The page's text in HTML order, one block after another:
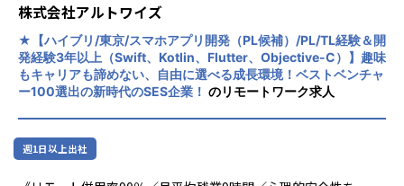
ング可能です。
▼ストリスフリーな環境をできる限り提供
ストレスを感じない環境を整えているのも当社の特徴の一
つ。開発標準PCのメモリは最低32GB以上で
一人ひとりのエンジニアが求めるスペックを優先して環境面
を整えます。
そんな当社ではフルスタックエンジニアを育
てていきたいと考えていますが、本人の志
向・適性に合わない仕事を無理にさせるので
はなく、あくまで一人ひとりの能力を伸ばす
支援を行うことを重視しています。マネジメ
ントに興味がある人の中には、20代で要件定
株式会社アルトワイズ
★【ハイブリ/東京/スマホアプリ開発（PL候補）/PL/TL経験＆開
発経験3年以上（Swift、Kotlin、Flutter、Objective-C）】趣味
もキャリアも諦めない、自由に選べる成長環境！ベストベンチャ
ー100選出の新時代のSES企業！ のリモートワーク求人
週1日以上出社